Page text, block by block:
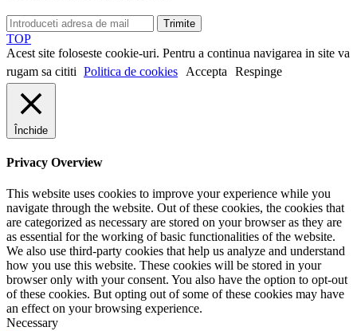
Trimite
TOP
Acest site foloseste cookie-uri. Pentru a continua navigarea in site va
rugam sa cititi Politica de cookies Accepta Respinge
Închide
Privacy Overview
This website uses cookies to improve your experience while you
navigate through the website. Out of these cookies, the cookies that
are categorized as necessary are stored on your browser as they are
as essential for the working of basic functionalities of the website.
We also use third-party cookies that help us analyze and understand
how you use this website. These cookies will be stored in your
browser only with your consent. You also have the option to opt-out
of these cookies. But opting out of some of these cookies may have
an effect on your browsing experience.
Necessary